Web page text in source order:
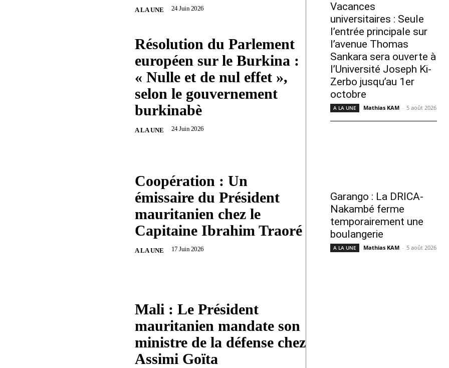
A LA UNE 24 Juin 2026
Résolution du Parlement
européen sur le Burkina :
« Nulle et de nul effet »,
selon le gouvernement
burkinabè
A LA UNE 24 Juin 2026
Coopération : Un
émissaire du Président
mauritanien chez le
Capitaine Ibrahim Traoré
A LA UNE 17 Juin 2026
Mali : Le Président
mauritanien mandate son
ministre de la défense chez
Assimi Goïta
Vacances
universitaires : Seule
l’entrée principale sur
l’avenue Thomas
Sankara sera ouverte à
l’Université Joseph Ki-
Zerbo jusqu’au 1er
octobre
A LA UNE Mathias KAM - 5 août 2026
Garango : La DRICA-
Nakambé ferme
temporairement une
boulangerie
A LA UNE Mathias KAM - 5 août 2026